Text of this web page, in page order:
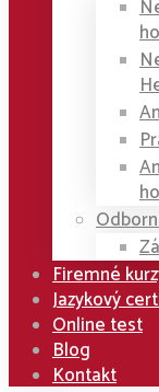
Firemné
Jazykový
Online test
Blog
Kontakt